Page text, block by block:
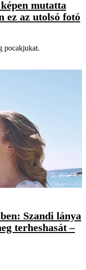
mutatta
ez az utolsó fotó
pocakjukat.
Szandi lánya
terheshasát –